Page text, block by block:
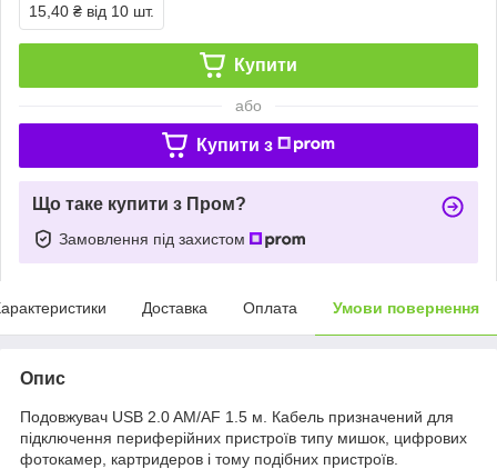
15,40 ₴ від 10 шт.
Купити
або
Купити з
Що таке купити з Пром?
Замовлення під захистом
Доставка Оплата Умови повернення
Опис
Подовжувач USB 2.0 AM/AF 1.5 м. Кабель призначений для
підключення периферійних пристроїв типу мишок, цифрових
фотокамер, картридеров і тому подібних пристроїв.